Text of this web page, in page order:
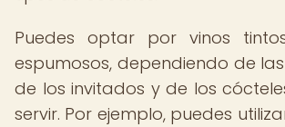
Puedes optar por vinos
espumosos, dependiendo de
de los invitados y de los
servir. Por ejemplo, puedes